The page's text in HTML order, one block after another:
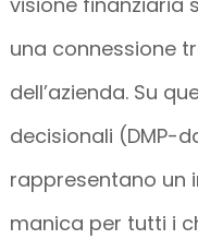
una connessione
dell’azienda. Su
decisionali (DMP-
rappresentano un
manica per tutti i